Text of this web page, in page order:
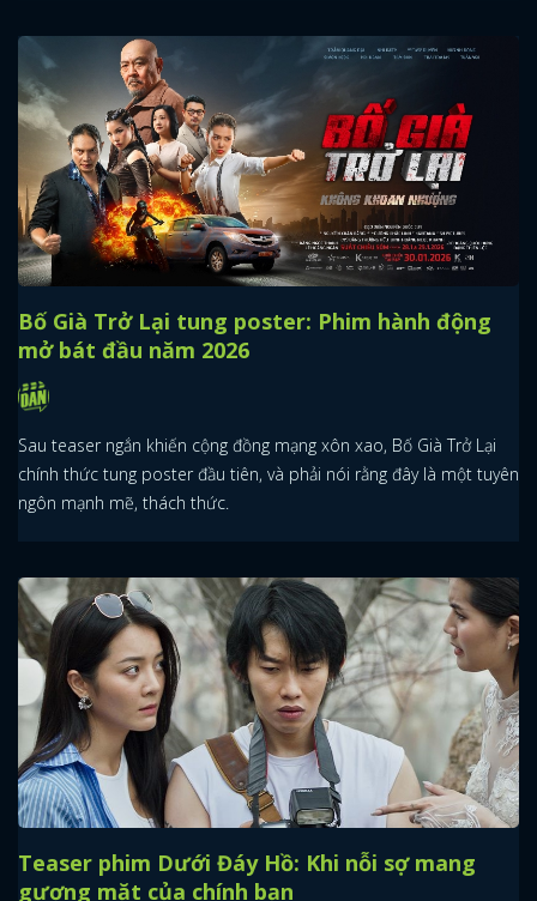
Bố Già Trở Lại tung poster: Phim hành động
mở bát đầu năm 2026
Sau teaser ngắn khiến cộng đồng mạng xôn xao, Bố Già Trở Lại
chính thức tung poster đầu tiên, và phải nói rằng đây là một tuyên
ngôn mạnh mẽ, thách thức.
Teaser phim Dưới Đáy Hồ: Khi nỗi sợ mang
gương mặt của chính bạn